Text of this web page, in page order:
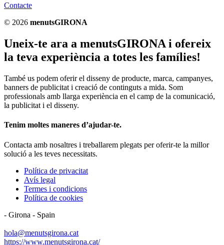
Contacte
© 2026 menutsGIRONA
Uneix-te ara a menutsGIRONA i ofereix
la teva experiència a totes les famílies!
També us podem oferir el disseny de producte, marca, campanyes,
banners de publicitat i creació de continguts a mida. Som
professionals amb llarga experiència en el camp de la comunicació,
la publicitat i el disseny.
Tenim moltes maneres d’ajudar-te.
Contacta amb nosaltres i treballarem plegats per oferir-te la millor
solució a les teves necessitats.
Política de privacitat
Avís legal
Termes i condicions
Política de cookies
- Girona - Spain
hola@menutsgirona.cat
https://www.menutsgirona.cat/